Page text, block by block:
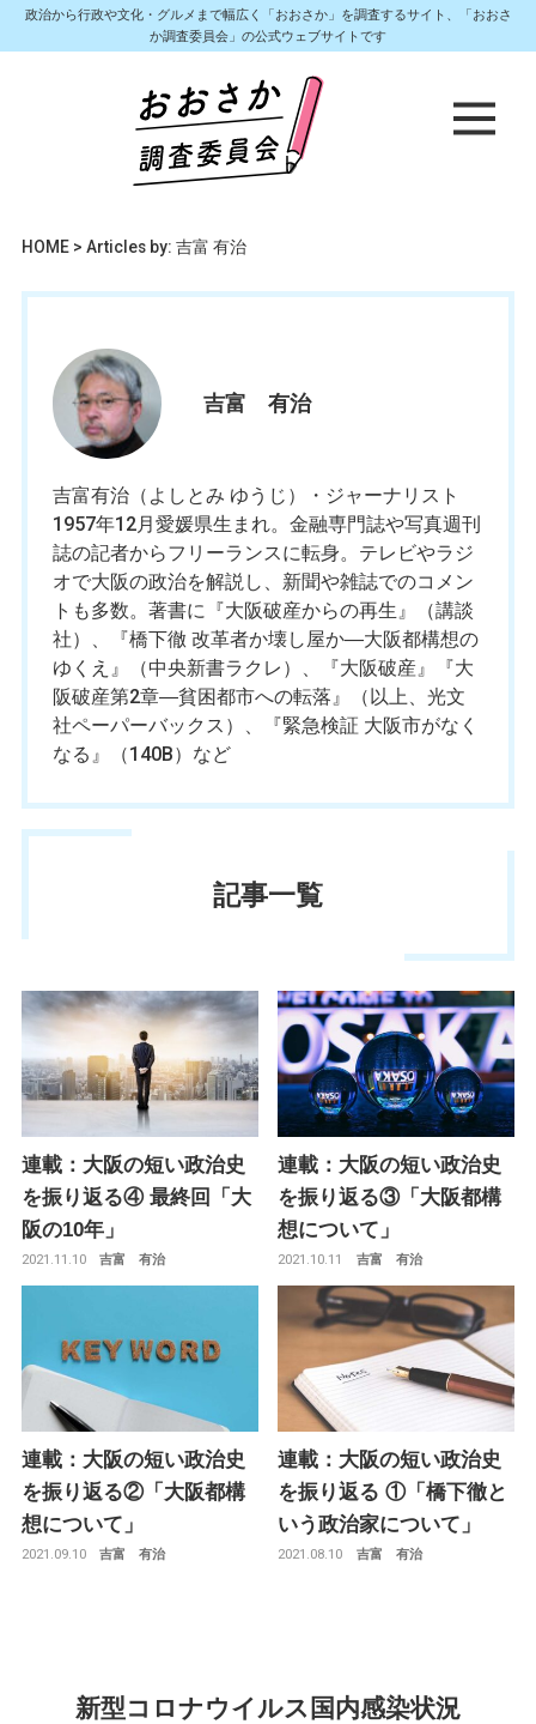
政治から行政や文化・グルメまで幅広く「おおさか」を調査するサイト、「おおさ
か調査委員会」の公式ウェブサイトです
HOME> Articles by: 吉富 有治
吉富 有治
吉富有治（よしとみ ゆうじ）・ジャーナリスト
1957年12月愛媛県生まれ。金融専門誌や写真週刊
誌の記者からフリーランスに転身。テレビやラジ
オで大阪の政治を解説し、新聞や雑誌でのコメン
トも多数。著書に『大阪破産からの再生』（講談
社）、『橋下徹 改革者か壊し屋か―大阪都構想の
ゆくえ』（中央新書ラクレ）、『大阪破産』『大
阪破産第2章―貧困都市への転落』（以上、光文
社ペーパーバックス）、『緊急検証 大阪市がなく
なる』（140B）など
記事一覧
連載：大阪の短い政治史
を振り返る④ 最終回「大
阪の10年」
吉富 有治
2021.11.10
連載：大阪の短い政治史
を振り返る③「大阪都構
想について」
吉富 有治
2021.10.11
連載：大阪の短い政治史
を振り返る②「大阪都構
想について」
吉富 有治
2021.09.10
連載：大阪の短い政治史
を振り返る ①「橋下徹と
いう政治家について」
吉富 有治
2021.08.10
新型コロナウイルス国内感染状況